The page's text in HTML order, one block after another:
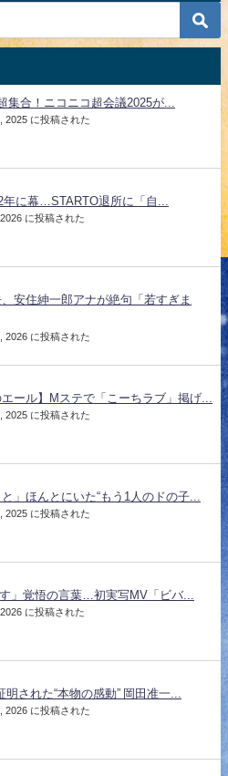
集合！ニコニコ超会議2025が...
2025 に投稿された
年に幕…STARTO退所に「自...
に投稿された
安住紳一郎アナが絶句「若すぎま
2026 に投稿された
エール】Mステで「こーちラブ」掲げ...
2025 に投稿された
」ほんとにいた“もう1人のドの子...
2025 に投稿された
」覚悟の言葉…初実写MV「ビバ...
に投稿された
された“本物の感動” 岡田准一...
2026 に投稿された